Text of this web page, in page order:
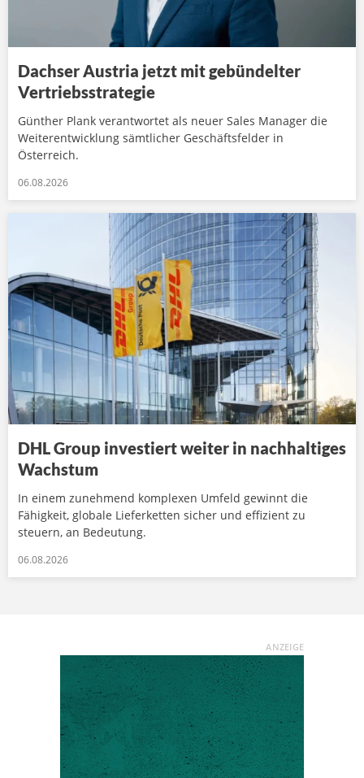
Dachser Austria jetzt mit gebündelter
Vertriebsstrategie
Günther Plank verantwortet als neuer Sales Manager die
Weiterentwicklung sämtlicher Geschäftsfelder in
Österreich.
06.08.2026
DHL Group investiert weiter in nachhaltiges
Wachstum
In einem zunehmend komplexen Umfeld gewinnt die
Fähigkeit, globale Lieferketten sicher und effizient zu
steuern, an Bedeutung.
06.08.2026
ANZEIGE